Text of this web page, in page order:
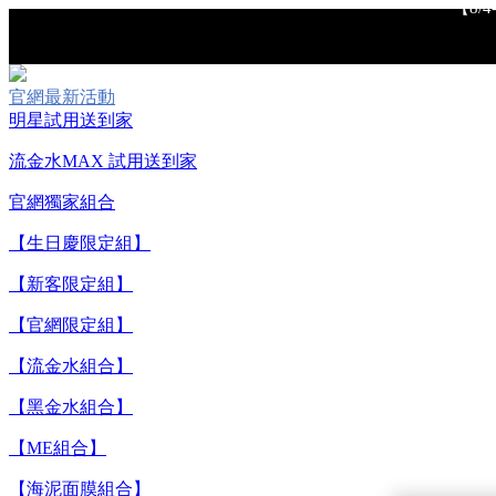
官網最新活動
明星試用送到家
流金水MAX 試用送到家
官網獨家組合
【生日慶限定組】
【新客限定組】
【官網限定組】
【流金水組合】
【黑金水組合】
【ME組合】
【海泥面膜組合】